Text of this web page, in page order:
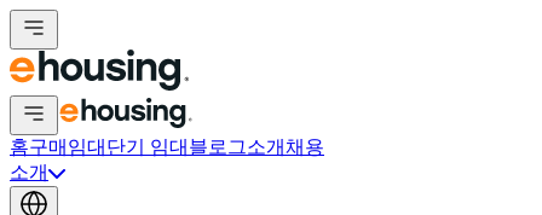
홈구매 임대 단기 임대 블로그소개 채용
소개